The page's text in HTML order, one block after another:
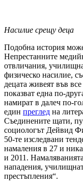
Насилие срещу деца
Подобна история
Непрестанните
отвличания,
физическо насилие,
децата живеят във
показват една по-
намират в далеч по-
един преглед на
Съединените щати,
социологът Дейвид
50-те изследвани
намаления в 27 и
и 2011.
нападения,
престъпления“.